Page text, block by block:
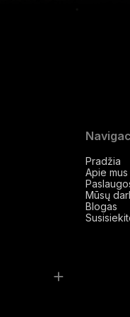
Pradžia
Apie mus
Mūsų
Blogas